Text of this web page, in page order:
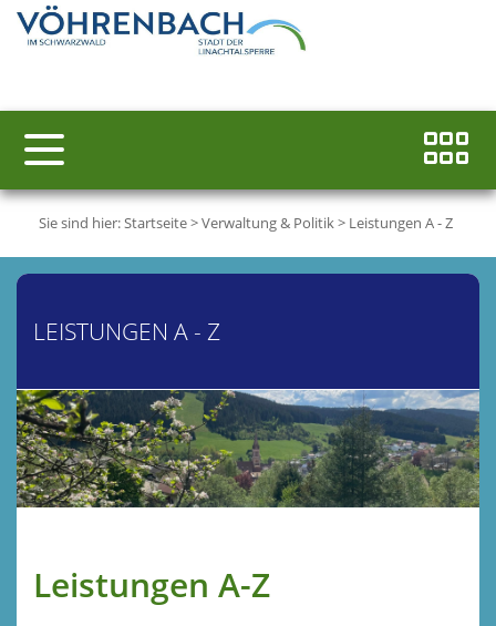
Sie sind hier:Startseite>Verwaltung & Politik> Leistungen A - Z
LEISTUNGEN A - Z
Leistungen A-Z